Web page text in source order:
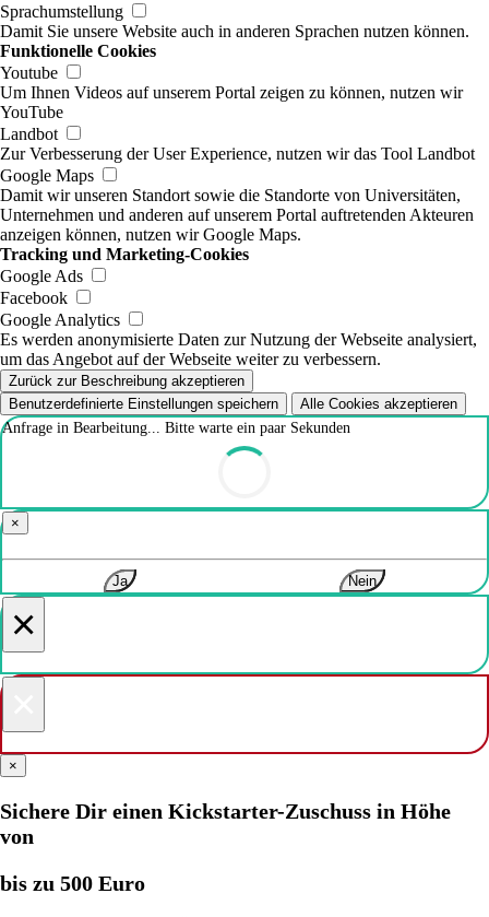
Sprachumstellung
Damit Sie unsere Website auch in anderen Sprachen nutzen können.
Funktionelle Cookies
Youtube
Um Ihnen Videos auf unserem Portal zeigen zu können, nutzen wir
YouTube
Landbot
Zur Verbesserung der User Experience, nutzen wir das Tool Landbot
Google Maps
Damit wir unseren Standort sowie die Standorte von Universitäten,
Unternehmen und anderen auf unserem Portal auftretenden Akteuren
anzeigen können, nutzen wir Google Maps.
Tracking und Marketing-Cookies
Google Ads
Facebook
Google Analytics
Es werden anonymisierte Daten zur Nutzung der Webseite analysiert,
um das Angebot auf der Webseite weiter zu verbessern.
Zurück zur Beschreibung akzeptieren
Benutzerdefinierte Einstellungen speichern
Alle Cookies akzeptieren
Anfrage in Bearbeitung... Bitte warte ein paar Sekunden
×
Ja Nein
×
×
Sichere Dir einen Kickstarter-Zuschuss in Höhe
von
bis zu 500 Euro